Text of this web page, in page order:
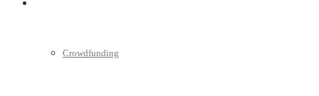
Crowdfunding